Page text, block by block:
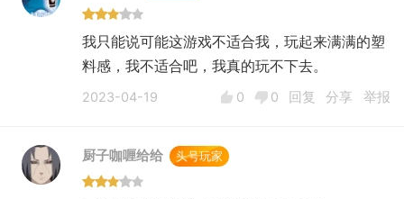
我只能说可能这游戏不适合我，玩起来满满的塑
料感，我不适合吧，我真的玩不下去。
2023-04-19 0 0 回复 分享 举报
厨子咖喱给给 头号玩家